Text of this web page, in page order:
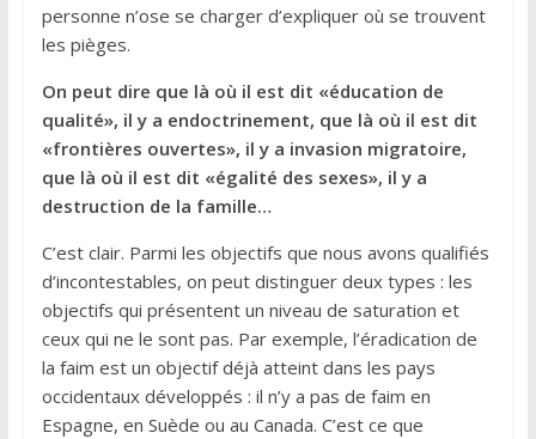
personne n’ose se charger d’expliquer où se trouvent
les pièges.
On peut dire que là où il est dit «éducation de
qualité», il y a endoctrinement, que là où il est dit
«frontières ouvertes», il y a invasion migratoire,
que là où il est dit «égalité des sexes», il y a
destruction de la famille…
C’est clair. Parmi les objectifs que nous avons qualifiés
d’incontestables, on peut distinguer deux types : les
objectifs qui présentent un niveau de saturation et
ceux qui ne le sont pas. Par exemple, l’éradication de
la faim est un objectif déjà atteint dans les pays
occidentaux développés : il n’y a pas de faim en
Espagne, en Suède ou au Canada. C’est ce que